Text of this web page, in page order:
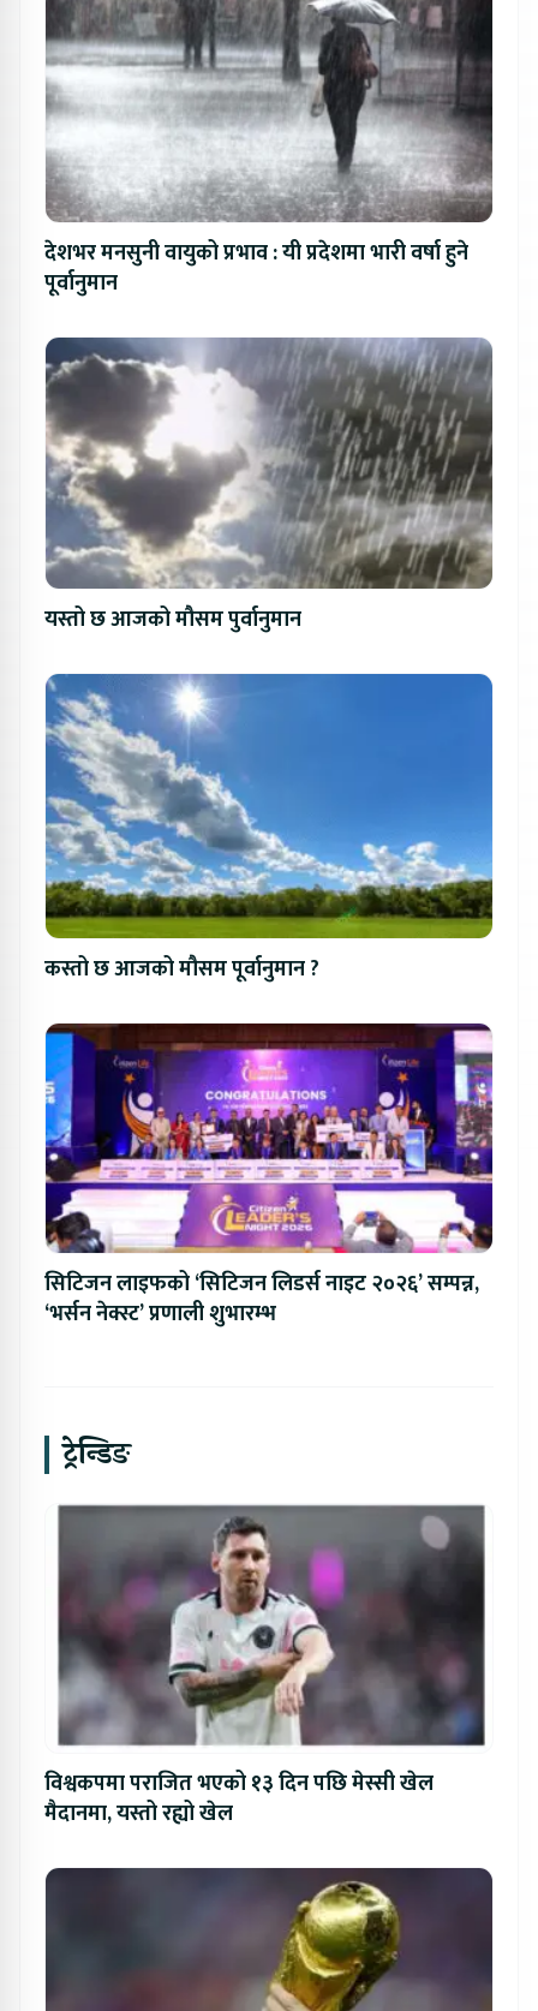
देशभर मनसुनी वायुको प्रभाव : यी प्रदेशमा भारी वर्षा हुने
पूर्वानुमान
यस्तो छ आजको मौसम पुर्वानुमान
कस्तो छ आजको मौसम पूर्वानुमान ?
सिटिजन लाइफको ‘सिटिजन लिडर्स नाइट २०२६’ सम्पन्न,
‘भर्सन नेक्स्ट’ प्रणाली शुभारम्भ
ट्रेन्डिङ
विश्वकपमा पराजित भएको १३ दिन पछि मेस्सी खेल
मैदानमा, यस्तो रह्यो खेल